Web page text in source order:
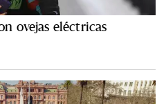
ovejas eléctricas